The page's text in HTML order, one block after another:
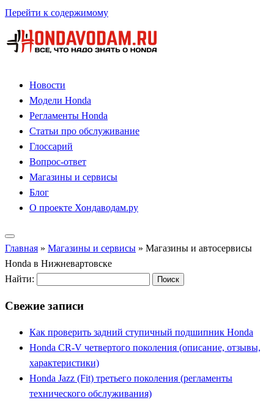
Перейти к содержимому
Новости
Модели Honda
Регламенты Honda
Статьи про обслуживание
Глоссарий
Вопрос-ответ
Магазины и сервисы
Блог
О проекте Хондаводам.ру
Главная » Магазины и сервисы » Магазины и автосервисы
Honda в Нижневартовске
Найти:
Свежие записи
Как проверить задний ступичный подшипник Honda
Honda CR-V четвертого поколения (описание, отзывы,
характеристики)
Honda Jazz (Fit) третьего поколения (регламенты
технического обслуживания)